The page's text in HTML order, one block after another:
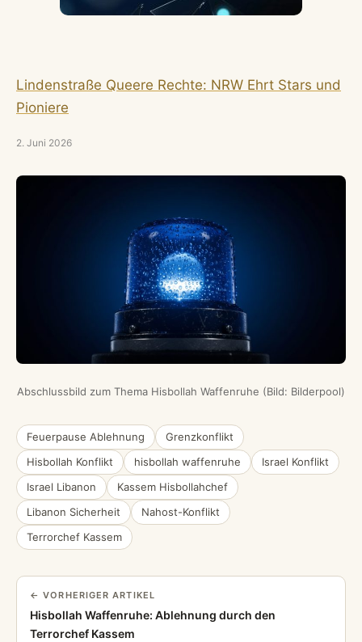
Lindenstraße Queere Rechte: NRW Ehrt Stars und
Pioniere
2. Juni 2026
Abschlussbild zum Thema Hisbollah Waffenruhe (Bild: Bilderpool)
Feuerpause Ablehnung
Grenzkonflikt
Hisbollah Konflikt
hisbollah waffenruhe
Israel Konflikt
Israel Libanon
Kassem Hisbollahchef
Libanon Sicherheit
Nahost-Konflikt
Terrorchef Kassem
← VORHERIGER ARTIKEL
Hisbollah Waffenruhe: Ablehnung durch den
Terrorchef Kassem